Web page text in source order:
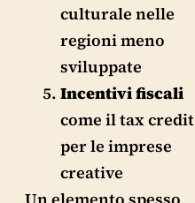
culturale nelle
regioni meno
sviluppate
Incentivi fiscali
come il tax credit
per le imprese
creative